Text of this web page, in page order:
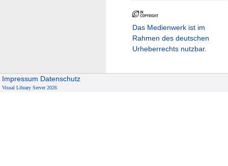
Das Medienwerk ist im
Rahmen des deutschen
Urheberrechts nutzbar.
Impressum Datenschutz
Visual Library Server 2026